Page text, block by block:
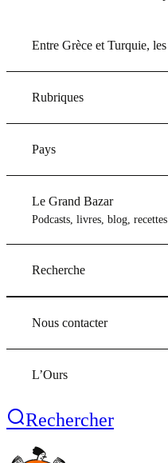
Entre Grèce et Turquie,
Rubriques
Pays
Le Grand Bazar
Podcasts, livres, blog,
Recherche
Nous contacter
L’Ours
Rechercher